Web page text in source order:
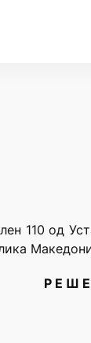
110 од
Р Е Ш